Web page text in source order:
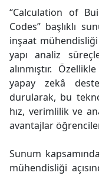
“Calculation of
Codes” başlıklı
inşaat
yapı analiz
alınmıştır.
yapay zekâ
durularak, bu
hız, verimlilik ve
avantajlar
Sunum
mühendisliği